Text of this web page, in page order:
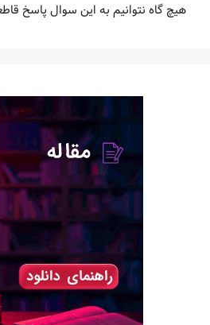
هیچ گاه نتوانیم به این سوال پاسخ